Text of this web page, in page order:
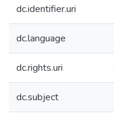
dc.identifier.uri
dc.language
dc.rights.uri
dc.subject